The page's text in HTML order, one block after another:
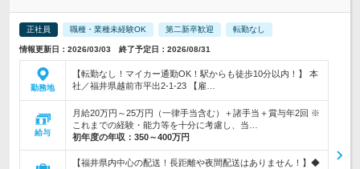
正社員 職種・業種未経験OK 第二新卒歓迎 転勤なし
情報更新日：2026/03/03 終了予定日：2026/08/31
勤務地
【転勤なし！マイカー通勤OK！駅からも徒歩10分以内！】 本
社／福井県越前市平出2-1-23 【雇…
給与
月給20万円～25万円（一律手当含む）＋諸手当＋賞与年2回 ※
これまでの経験・能力等を十分に考慮し、当…
初年度の年収： 350～400万円
【福井県内中心の配送！長距離や夜間配送はありません！】◆